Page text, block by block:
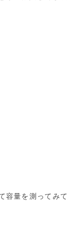
容量を測ってみて